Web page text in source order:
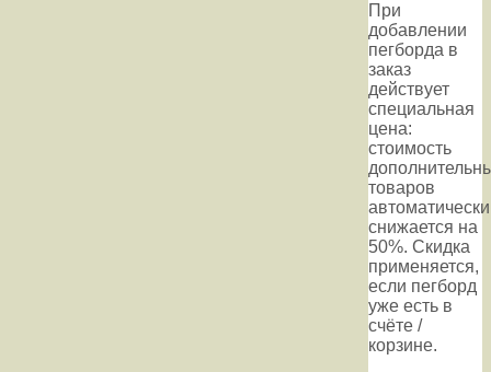
При
добавлении
пегборда в
заказ
действует
специальная
цена:
стоимость
товаров
автоматически
снижается на
50%. Скидка
применяется,
если пегборд
уже есть в
счёте /
корзине.